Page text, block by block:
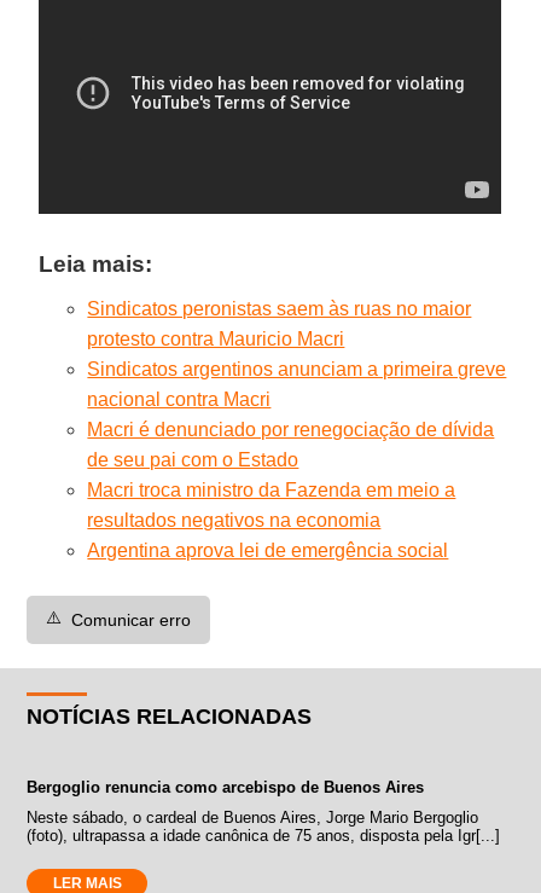
Leia mais:
Sindicatos peronistas saem às ruas no maior
protesto contra Mauricio Macri
Sindicatos argentinos anunciam a primeira greve
nacional contra Macri
Macri é denunciado por renegociação de dívida
de seu pai com o Estado
Macri troca ministro da Fazenda em meio a
resultados negativos na economia
Argentina aprova lei de emergência social
⚠️ Comunicar erro
NOTÍCIAS RELACIONADAS
Bergoglio renuncia como arcebispo de Buenos Aires
Neste sábado, o cardeal de Buenos Aires, Jorge Mario Bergoglio
(foto), ultrapassa a idade canônica de 75 anos, disposta pela Igr[...]
LER MAIS